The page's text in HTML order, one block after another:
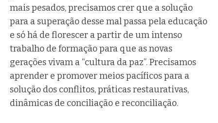
mais pesados, precisamos crer que a solução
para a superação desse mal passa pela educação
e só há de florescer a partir de um intenso
trabalho de formação para que as novas
gerações vivam a “cultura da paz”. Precisamos
aprender e promover meios pacíficos para a
solução dos conflitos, práticas restaurativas,
dinâmicas de conciliação e reconciliação.